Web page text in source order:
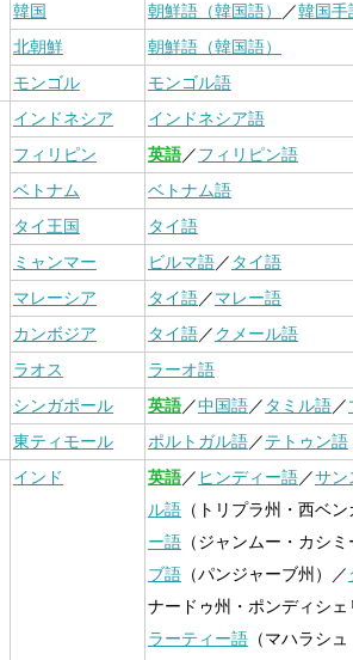
韓国
朝鮮語（韓国語） ／韓国手
北朝鮮
朝鮮語（韓国語）
モンゴル
モンゴル語
インドネシア
インドネシア語
フィリピン
英語／フィリピン語
ベトナム
ベトナム語
タイ王国
タイ語
ミャンマー
ビルマ語／ タイ語
マレーシア
タイ語／マレー語
カンボジア
タイ語／クメール語
ラオス
ラーオ語
シンガポール
英語／中国語／ タミル語／
東ティモール
ポルトガル語／テトゥン語
インド 英語／ ヒンディー語／サン
ル語 （トリプラ州・西ベ
ー語 （ジャンムー・カシ
ブ語 （パンジャーブ州）／
ナードゥ州・ポンディシ
ラーティー語 （マハラシ